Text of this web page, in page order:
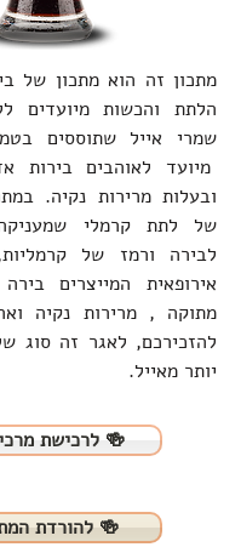
מתכון זה הוא מתכון של
הלתת והכשות מיועדים
שמרי אייל שתוססים
מיועד לאוהבים בירות
ובעלות מרירות נקיה.
של לתת קרמלי
לבירה ורמז של
אירופאית המייצרים
מתוקה , מרירות נקיה
להזכירכם, לאגר זה סוג
יותר מאייל.
לרכישת מרכיבים 🍻
להורדת המתכון 🍻